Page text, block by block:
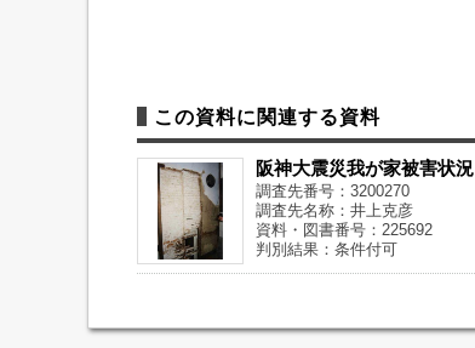
この資料に関連する資料
阪神大震災我が家被害状況
調査先番号：3200270
調査先名称：井上克彦
資料・図書番号：225692
判別結果：条件付可